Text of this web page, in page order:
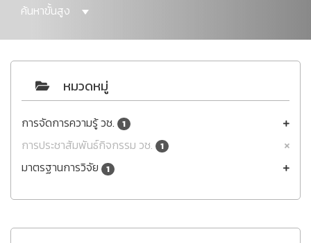
ค้นหาขั้นสูง
หมวดหมู่
การจัดการความรู้ วช. 1
การประชาสัมพันธ์กิจกรรม วช. 1
มาตรฐานการวิจัย 1